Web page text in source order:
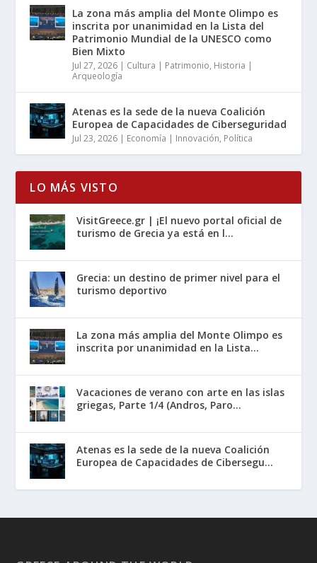
La zona más amplia del Monte Olimpo es
inscrita por unanimidad en la Lista del
Patrimonio Mundial de la UNESCO como
Bien Mixto
Jul 27, 2026 | Cultura | Patrimonio, Historia |
Arqueología
Atenas es la sede de la nueva Coalición
Europea de Capacidades de Ciberseguridad
Jul 23, 2026 | Economía | Innovación, Política
LO MÁS VISTO
VisitGreece.gr | ¡El nuevo portal oficial de
turismo de Grecia ya está en l...
Grecia: un destino de primer nivel para el
turismo deportivo
La zona más amplia del Monte Olimpo es
inscrita por unanimidad en la Lista...
Vacaciones de verano con arte en las islas
griegas, Parte 1/4 (Andros, Paro...
Atenas es la sede de la nueva Coalición
Europea de Capacidades de Cibersegu...